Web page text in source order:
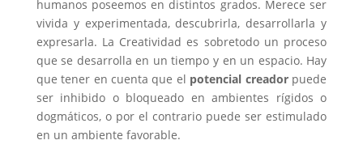
humanos poseemos en distintos grados. Merece ser
vivida y experimentada, descubrirla, desarrollarla y
expresarla. La Creatividad es sobretodo un proceso
que se desarrolla en un tiempo y en un espacio. Hay
que tener en cuenta que el potencial creadorpuede
ser inhibido o bloqueado en ambientes rígidos o
dogmáticos, o por el contrario puede ser estimulado
en un ambiente favorable.